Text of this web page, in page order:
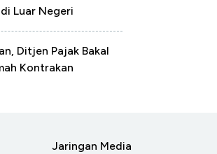
Luar Negeri
Ditjen Pajak Bakal
Kontrakan
Jaringan Media